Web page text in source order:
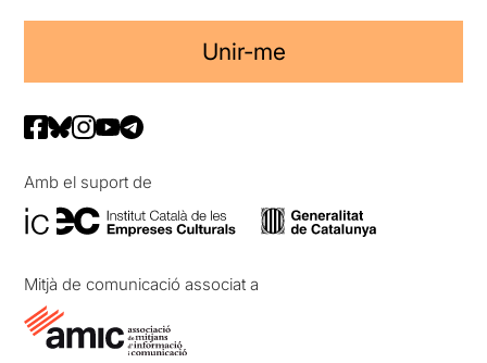
Unir-me
Amb el suport de
Mitjà de comunicació associat a